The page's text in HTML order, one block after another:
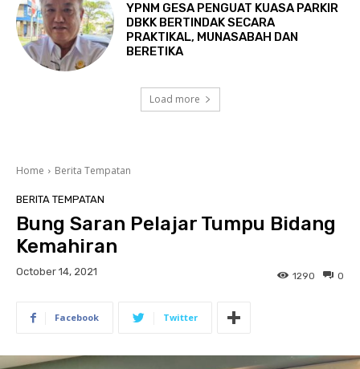
YPNM GESA PENGUAT KUASA PARKIR
DBKK BERTINDAK SECARA
PRAKTIKAL, MUNASABAH DAN
BERETIKA
Load more